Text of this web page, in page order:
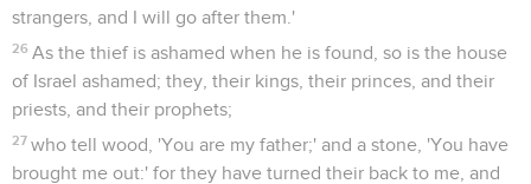
strangers, and I will go after them.'
26 As the thief is ashamed when he is found, so is the house
of Israel ashamed; they, their kings, their princes, and their
priests, and their prophets;
27 who tell wood, 'You are my father;' and a stone, 'You have
brought me out:' for they have turned their back to me, and